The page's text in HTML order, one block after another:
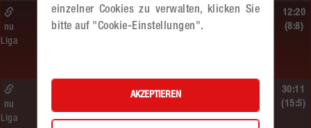
Sa. 13.06.2026 | 14:30 Uhr |
WU12
nu
Liga
12:20
(8:8)
Sa. 13.06.2026 | 10:50 Uhr |
MADx WAT Atzgersdorf –
nu
Liga
30:11
(15:5)
einzelner Cookies zu verwalten, klicken Sie
bitte auf "Cookie-Einstellungen".
AKZEPTIEREN